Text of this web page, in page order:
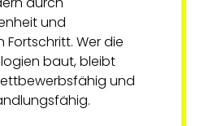
und
Wer die
baut, bleibt
und